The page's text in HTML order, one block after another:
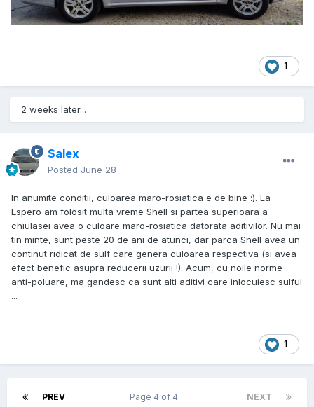
1
2 weeks later...
Salex
Posted June 28
In anumite conditii, culoarea maro-rosiatica e de bine :). La
Espero am folosit multa vreme Shell si partea superioara a
chiulasei avea o culoare maro-rosiatica datorata aditivilor. Nu mai
tin minte, sunt peste 20 de ani de atunci, dar parca Shell avea un
continut ridicat de sulf care genera culoarea respectiva (si avea
efect benefic asupra reducerii uzurii !). Acum, cu noile norme
anti-poluare, ma gandesc ca sunt alti aditivi care inlocuiesc sulful
...
1
PREV NEXT
Page 4 of 4